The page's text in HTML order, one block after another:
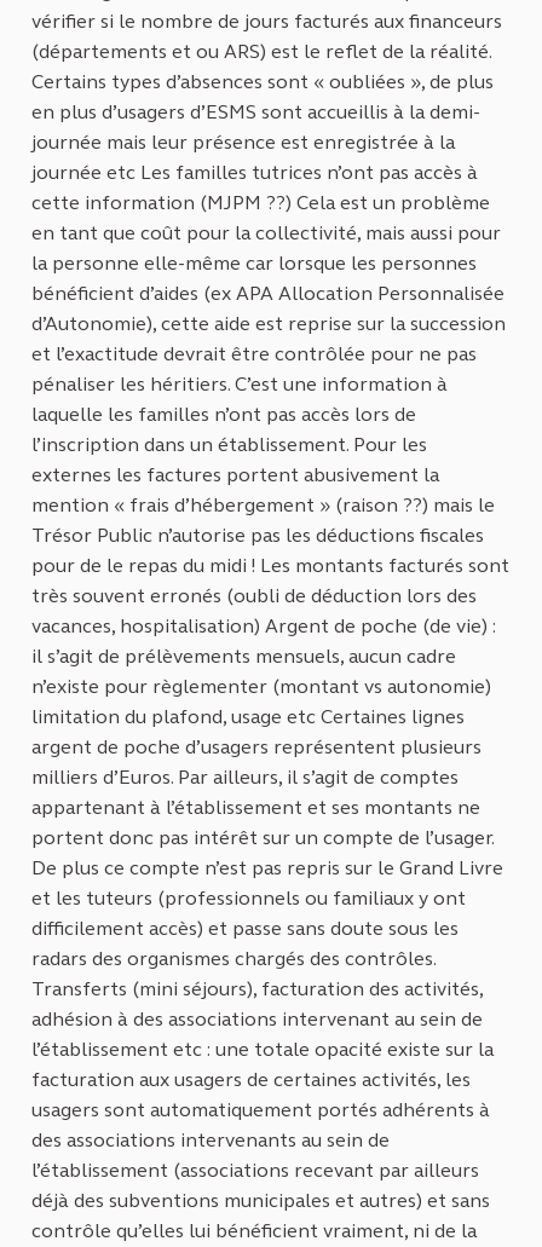
vérifier si le nombre de jours facturés aux financeurs
(départements et ou ARS) est le reflet de la réalité.
Certains types d’absences sont « oubliées », de plus
en plus d’usagers d’ESMS sont accueillis à la demi-
journée mais leur présence est enregistrée à la
journée etc Les familles tutrices n’ont pas accès à
cette information (MJPM ??) Cela est un problème
en tant que coût pour la collectivité, mais aussi pour
la personne elle-même car lorsque les personnes
bénéficient d’aides (ex APA Allocation Personnalisée
d’Autonomie), cette aide est reprise sur la succession
et l’exactitude devrait être contrôlée pour ne pas
pénaliser les héritiers. C’est une information à
laquelle les familles n’ont pas accès lors de
l’inscription dans un établissement. Pour les
externes les factures portent abusivement la
mention « frais d’hébergement » (raison ??) mais le
Trésor Public n’autorise pas les déductions fiscales
pour de le repas du midi ! Les montants facturés sont
très souvent erronés (oubli de déduction lors des
vacances, hospitalisation) Argent de poche (de vie) :
il s’agit de prélèvements mensuels, aucun cadre
n’existe pour règlementer (montant vs autonomie)
limitation du plafond, usage etc Certaines lignes
argent de poche d’usagers représentent plusieurs
milliers d’Euros. Par ailleurs, il s’agit de comptes
appartenant à l’établissement et ses montants ne
portent donc pas intérêt sur un compte de l’usager.
De plus ce compte n’est pas repris sur le Grand Livre
et les tuteurs (professionnels ou familiaux y ont
difficilement accès) et passe sans doute sous les
radars des organismes chargés des contrôles.
Transferts (mini séjours), facturation des activités,
adhésion à des associations intervenant au sein de
l’établissement etc : une totale opacité existe sur la
facturation aux usagers de certaines activités, les
usagers sont automatiquement portés adhérents à
des associations intervenants au sein de
l’établissement (associations recevant par ailleurs
déjà des subventions municipales et autres) et sans
contrôle qu’elles lui bénéficient vraiment, ni de la